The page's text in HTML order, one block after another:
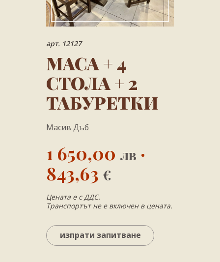
арт. 12127
МАСА + 4
СТОЛА + 2
ТАБУРЕТКИ
Масив Дъб
1 650,00 лв ·
843,63 €
Цената е с ДДС.
Транспортът не е включен в цената.
изпрати запитване